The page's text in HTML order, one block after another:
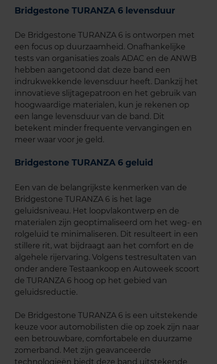
Bridgestone TURANZA 6 levensduur
De Bridgestone TURANZA 6 is ontworpen met
een focus op duurzaamheid. Onafhankelijke
tests van organisaties zoals ADAC en de ANWB
hebben aangetoond dat deze band een
indrukwekkende levensduur heeft. Dankzij het
innovatieve slijtagepatroon en het gebruik van
hoogwaardige materialen, kun je rekenen op
een lange levensduur van de band. Dit
betekent minder frequente vervangingen en
meer waar voor je geld.
Bridgestone TURANZA 6 geluid
Een van de belangrijkste kenmerken van de
Bridgestone TURANZA 6 is het lage
geluidsniveau. Het loopvlakontwerp en de
materialen zijn geoptimaliseerd om het weg- en
rolgeluid te minimaliseren. Dit resulteert in een
stillere rit, wat bijdraagt aan het comfort en de
algehele rijervaring. Volgens testresultaten van
onder andere Testaankoop en Autoweek scoort
de TURANZA 6 hoog op het gebied van
geluidsreductie.
De Bridgestone TURANZA 6 is een uitstekende
keuze voor automobilisten die op zoek zijn naar
een betrouwbare, comfortabele en duurzame
zomerband. Met zijn geavanceerde
technologieën biedt deze band uitstekende